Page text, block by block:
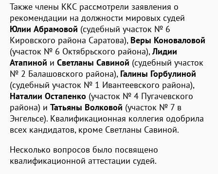
Также члены ККС рассмотрели заявления о
рекомендации на должности мировых судей
Юлии Абрамовой (судебный участок № 6
Кировского района Саратова), Веры Коноваловой
(участок № 6 Октябрьского района), Лидии
Атапиной и Светланы Савиной (судебный участок
№ 2 Балашовского района), Галины Горбулиной
(судебный участок № 1 Ивантеевского района),
Наталии Остапенко (участок № 4 Пугачевского
района) и Татьяны Волковой (участок № 7 в
Энгельсе). Квалификационная коллегия одобрила
всех кандидатов, кроме Светланы Савиной.
Несколько вопросов было посвящено
квалификационной аттестации судей.